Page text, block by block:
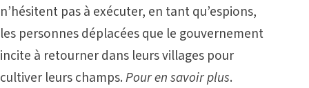
n’hésitent pas à exécuter, en tant qu’espions,
les personnes déplacées que le gouvernement
incite à retourner dans leurs villages pour
cultiver leurs champs.Pour en savoir plus.